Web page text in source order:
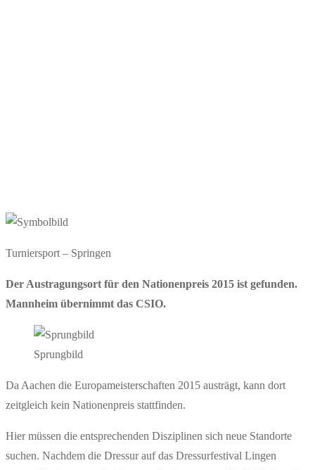
Turniersport – Springen
Der Austragungsort für den Nationenpreis 2015 ist gefunden.
Mannheim übernimmt das CSIO.
Sprungbild
Da Aachen die Europameisterschaften 2015 austrägt, kann dort
zeitgleich kein Nationenpreis stattfinden.
Hier müssen die entsprechenden Disziplinen sich neue Standorte
suchen. Nachdem die Dressur auf das Dressurfestival Lingen